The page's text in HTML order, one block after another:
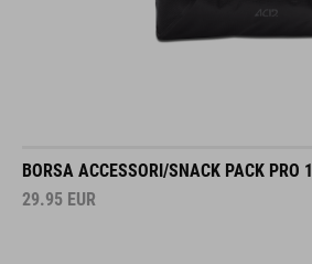
BORSA ACCESSORI/SNACK PACK PRO 1
29.95 EUR